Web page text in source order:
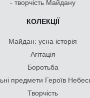
- творчість Майдану
КОЛЕКЦІЇ
Майдан: усна історія
Агітація
Боротьба
предмети Героїв
Творчість